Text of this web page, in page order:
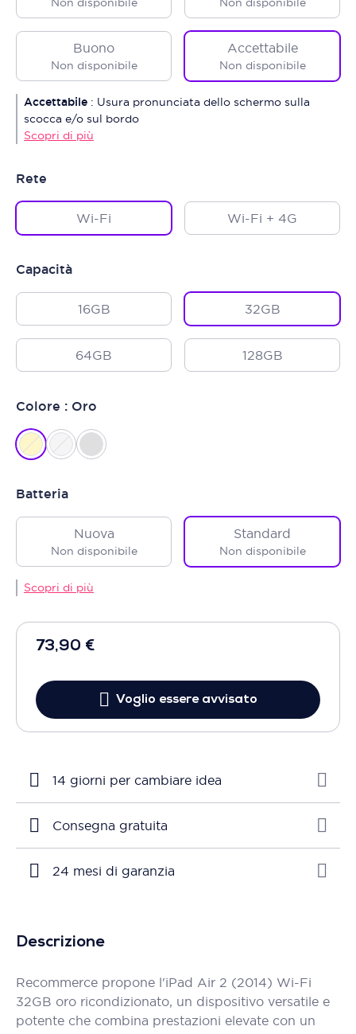
73,90 €
Voglio essere avvisato
Buono
Non disponibile
Accettabile
Non disponibile
Accettabile : Usura pronunciata dello schermo sulla
scocca e/o sul bordo
Scopri di più
Rete
Wi-Fi Wi-Fi + 4G
Capacità
16GB 32GB
64GB 128GB
Colore : Oro
Batteria
Nuova
Non disponibile
Standard
Non disponibile
Scopri di più
14 giorni per cambiare idea
Consegna gratuita
24 mesi di garanzia
Descrizione
Recommerce propone l'iPad Air 2 (2014) Wi-Fi
32GB oro ricondizionato, un dispositivo versatile e
potente che combina prestazioni elevate con un